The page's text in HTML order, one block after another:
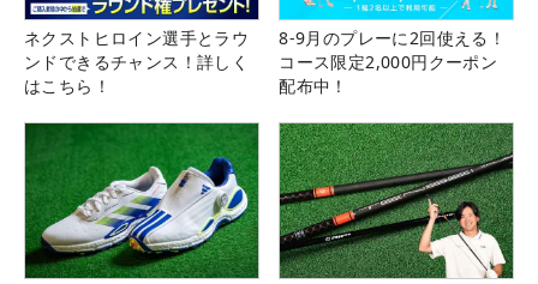
ネクストヒロイン選手とラウ
ンドできるチャンス！詳しく
はこちら！
8-9月のプレーに2回使える！
コース限定2,000円クーポン
配布中！